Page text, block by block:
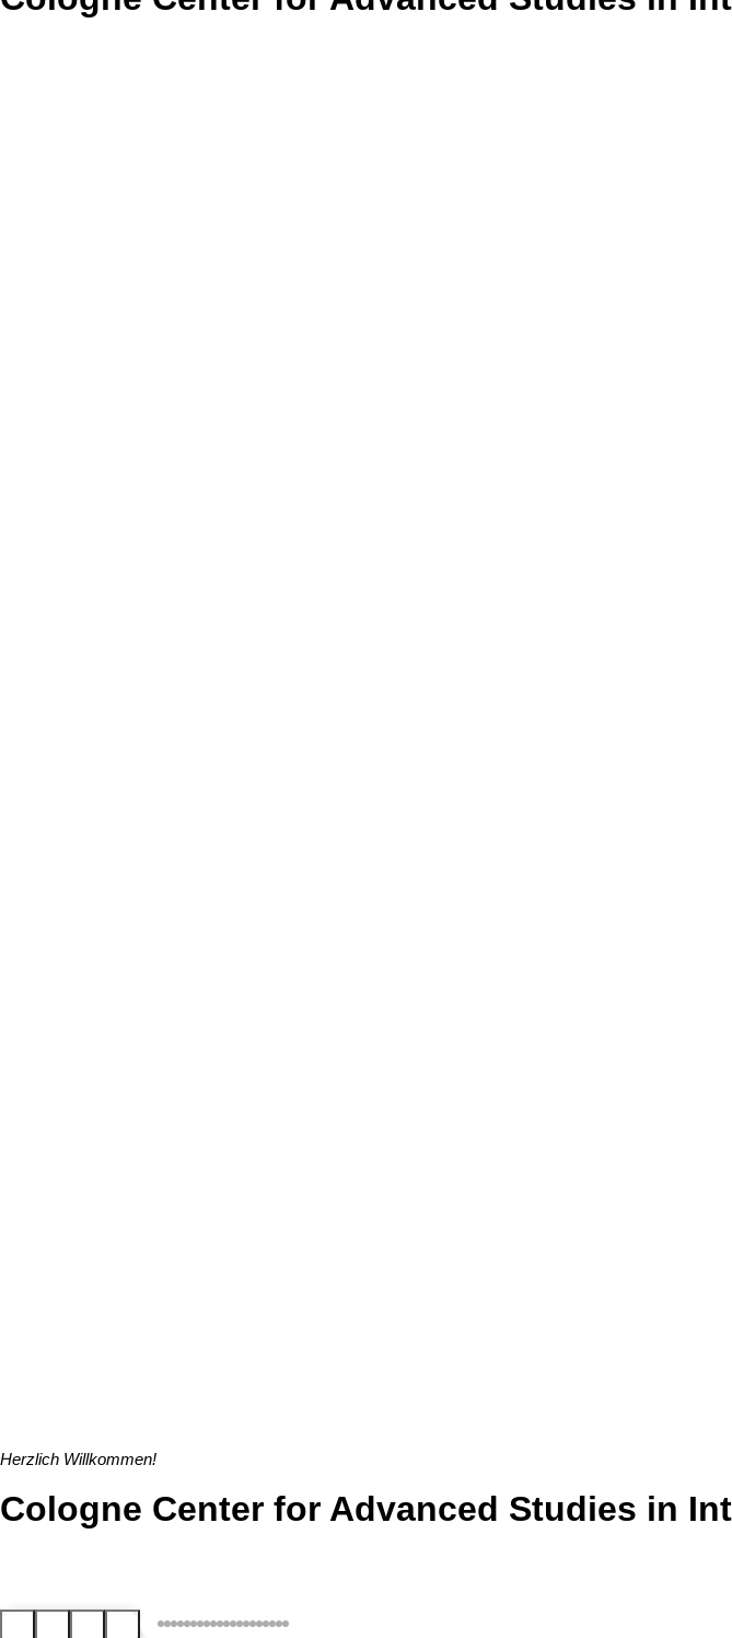
Herzlich Willkommen!
Cologne Center for Advanced Studies in
Pause slider
Resume slider
Next slide